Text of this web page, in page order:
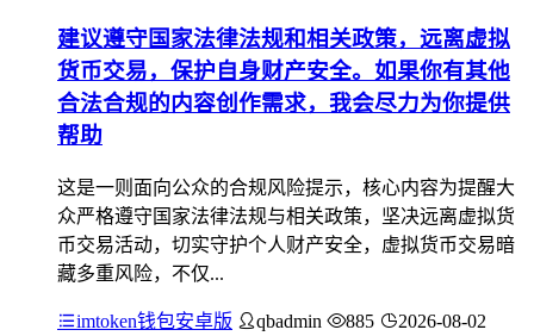
建议遵守国家法律法规和相关政策，远离虚拟
货币交易，保护自身财产安全。如果你有其他
合法合规的内容创作需求，我会尽力为你提供
帮助
这是一则面向公众的合规风险提示，核心内容为提醒大
众严格遵守国家法律法规与相关政策，坚决远离虚拟货
币交易活动，切实守护个人财产安全，虚拟货币交易暗
藏多重风险，不仅...
imtoken钱包安卓版 qbadmin 885 2026-08-02